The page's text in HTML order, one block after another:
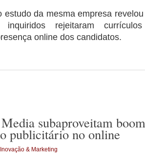
estudo da mesma empresa
inquiridos rejeitaram
online dos candidatos.
subaproveitam
publicitário no online
Inovação & Marketing